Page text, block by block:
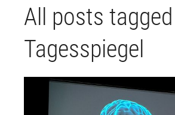
All posts
Tagesspiegel